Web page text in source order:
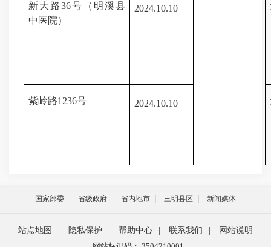
新大路36号
（明溪县
中医院）
2024.10.10
紫岭路1236号 2024.10.10
国家部委 省级政府 省内地市 三明县区 新闻媒体
站点地图 隐私保护 帮助中心 联系我们
网站说明